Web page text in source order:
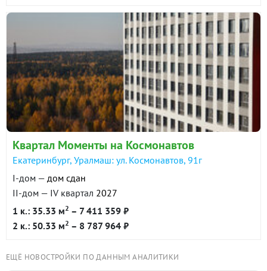
объекты социальной и торговой инфраструктуры. До
центра города 25 минут на автомобиле. До станции
метро Проспект Космонавтов около 10 минут на
общественном транспорте.
Квартал Моменты на Космонавтов
Екатеринбург, Уралмаш: ул. Космонавтов, 91г
I-дом — дом сдан
II-дом — IV квартал 2027
1 к.: 35.33 м2 – 7 411 359 ₽
2 к.: 50.33 м2 – 8 787 964 ₽
ЕЩЁ НОВОСТРОЙКИ ПО ДАННЫМ АНАЛИТИКИ